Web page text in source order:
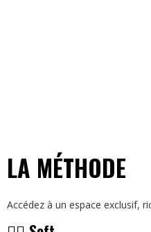
LA MÉTHODE
Accédez à un espace exclusif,